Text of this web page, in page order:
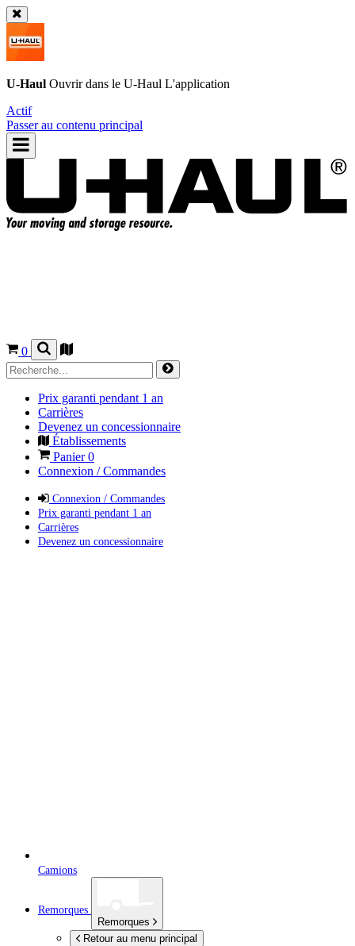
U-Haul Ouvrir dans le U-Haul L'application
Actif
Passer au contenu principal
0
Prix garanti pendant 1 an
Carrières
Devenez un concessionnaire
Établissements
Panier0
Connexion / Commandes
Connexion / Commandes
Prix garanti pendant 1 an
Carrières
Devenez un concessionnaire
Camions
Remorques
Remorques
Retour au menu principal